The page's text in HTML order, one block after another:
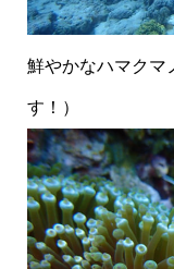
鮮やかなハマクマ
す！）